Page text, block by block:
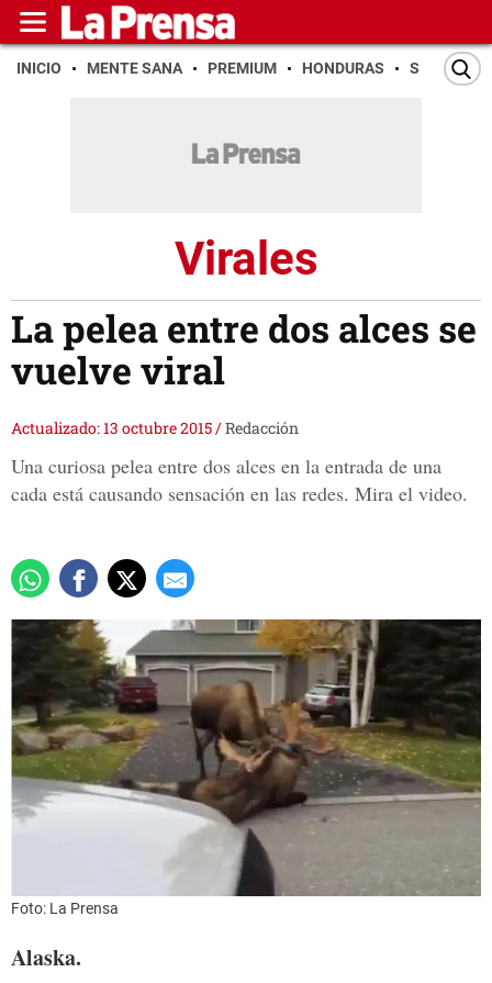
INICIO MENTE SANA PREMIUM HONDURAS SAN PEDRO
Virales
La pelea entre dos alces se
vuelve viral
Actualizado: 13 octubre 2015/Redacción
Una curiosa pelea entre dos alces en la entrada de una
cada está causando sensación en las redes. Mira el video.
Foto: La Prensa
Alaska.